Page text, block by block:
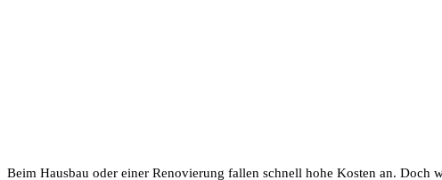
Beim Hausbau oder einer Renovierung fallen schnell hohe Kosten an. Doch